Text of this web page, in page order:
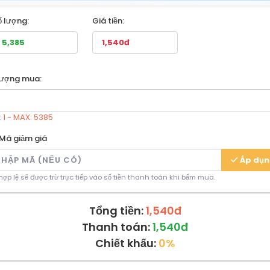
lượng: Giá tiền:
mua:
1 - MAX: 5385
Mã giảm giá
Áp
lệ sẽ được trừ trực tiếp vào số tiền thanh toán khi bấm mua.
Tổng tiền:1,540đ
Thanh toán:1,540đ
Chiết khấu: 0%